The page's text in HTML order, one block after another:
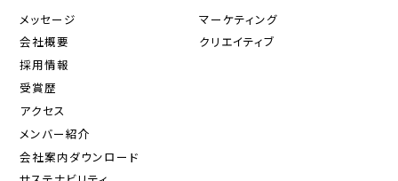
メッセージ
会社概要
採用情報
受賞歴
アクセス
メンバー紹介
会社案内ダウンロード
マーケティング
クリエイティブ